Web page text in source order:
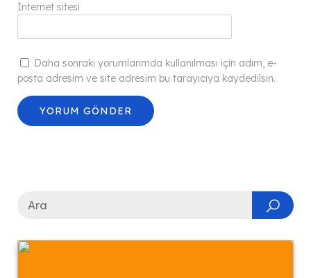
İnternet sitesi
Daha sonraki yorumlarımda kullanılması için adım, e-
posta adresim ve site adresim bu tarayıcıya kaydedilsin.